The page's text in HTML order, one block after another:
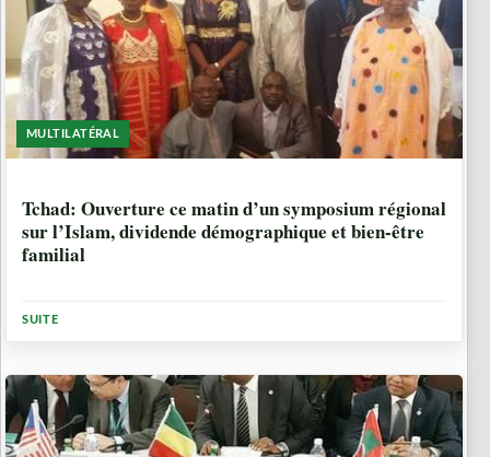
MULTILATÉRAL
Tchad: Ouverture ce matin d’un symposium régional
sur l’Islam, dividende démographique et bien-être
familial
SUITE